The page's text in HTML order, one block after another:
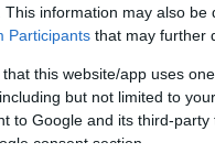
This information may also
Participants that may further
that this website/app uses
but not limited to
to Google and its third-
consent section.
Κόσμος |
Πώς μια
πωληθεί για
δολάρια;